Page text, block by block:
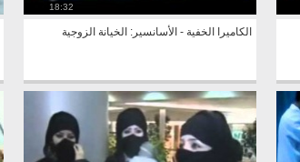
18:32
الكاميرا الخفية - الأسانسير: الخيانة الزوجية